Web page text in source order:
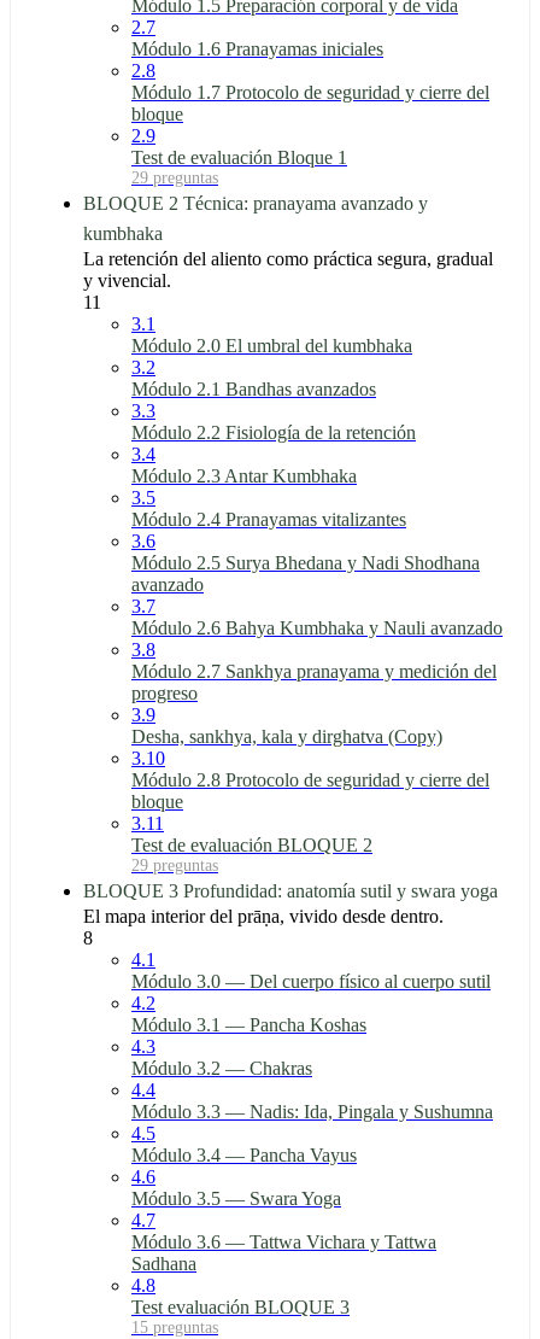
Módulo 1.5 Preparación corporal y de vida
2.7
Módulo 1.6 Pranayamas iniciales
2.8
Módulo 1.7 Protocolo de seguridad y cierre del
bloque
2.9
Test de evaluación Bloque 1
29 preguntas
BLOQUE 2 Técnica: pranayama avanzado y
kumbhaka
La retención del aliento como práctica segura, gradual
y vivencial.
11
3.1
Módulo 2.0 El umbral del kumbhaka
3.2
Módulo 2.1 Bandhas avanzados
3.3
Módulo 2.2 Fisiología de la retención
3.4
Módulo 2.3 Antar Kumbhaka
3.5
Módulo 2.4 Pranayamas vitalizantes
3.6
Módulo 2.5 Surya Bhedana y Nadi Shodhana
avanzado
3.7
Módulo 2.6 Bahya Kumbhaka y Nauli avanzado
3.8
Módulo 2.7 Sankhya pranayama y medición del
progreso
3.9
Desha, sankhya, kala y dirghatva (Copy)
3.10
Módulo 2.8 Protocolo de seguridad y cierre del
bloque
3.11
Test de evaluación BLOQUE 2
29 preguntas
BLOQUE 3 Profundidad: anatomía sutil y swara yoga
El mapa interior del prāṇa, vivido desde dentro.
8
4.1
Módulo 3.0 — Del cuerpo físico al cuerpo sutil
4.2
Módulo 3.1 — Pancha Koshas
4.3
Módulo 3.2 — Chakras
4.4
Módulo 3.3 — Nadis: Ida, Pingala y Sushumna
4.5
Módulo 3.4 — Pancha Vayus
4.6
Módulo 3.5 — Swara Yoga
4.7
Módulo 3.6 — Tattwa Vichara y Tattwa
Sadhana
4.8
Test evaluación BLOQUE 3
15 preguntas